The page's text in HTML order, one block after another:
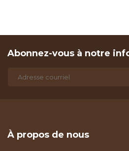
Abonnez-vous à notre
À propos de nous